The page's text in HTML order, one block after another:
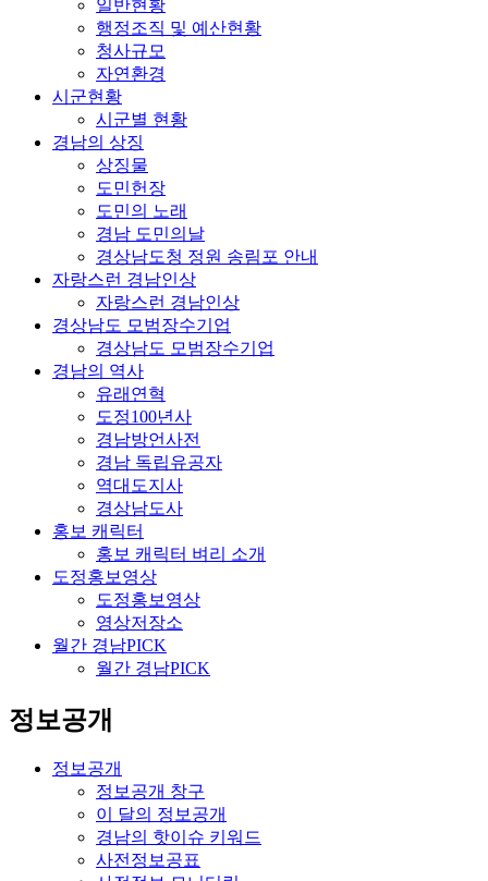
일반현황
행정조직 및 예산현황
청사규모
자연환경
시군현황
시군별 현황
경남의 상징
상징물
도민헌장
도민의 노래
경남 도민의날
경상남도청 정원 송림포 안내
자랑스런 경남인상
자랑스런 경남인상
경상남도 모범장수기업
경상남도 모범장수기업
경남의 역사
유래연혁
도정100년사
경남방언사전
경남 독립유공자
역대도지사
경상남도사
홍보 캐릭터
홍보 캐릭터 벼리 소개
도정홍보영상
도정홍보영상
영상저장소
월간 경남PICK
월간 경남PICK
정보공개
정보공개
정보공개 창구
이 달의 정보공개
경남의 핫이슈 키워드
사전정보공표